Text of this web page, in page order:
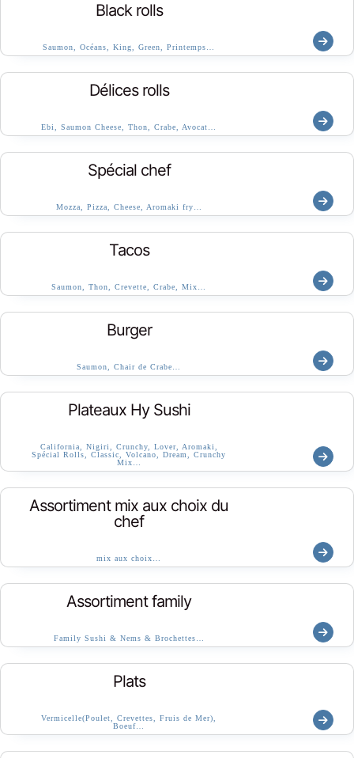
Black rolls
Saumon, Océans, King, Green, Printemps…
Délices rolls
Ebi, Saumon Cheese, Thon, Crabe, Avocat…
Spécial chef
Mozza, Pizza, Cheese, Aromaki fry…
Tacos
Saumon, Thon, Crevette, Crabe, Mix…
Burger
Saumon, Chair de Crabe…
Plateaux Hy Sushi
California, Nigiri, Crunchy, Lover, Aromaki,
Spécial Rolls, Classic, Volcano, Dream, Crunchy
Mix…
Assortiment mix aux choix du
chef
mix aux choix…
Assortiment family
Family Sushi & Nems & Brochettes…
Plats
Vermicelle(Poulet, Crevettes, Fruis de Mer),
Boeuf…